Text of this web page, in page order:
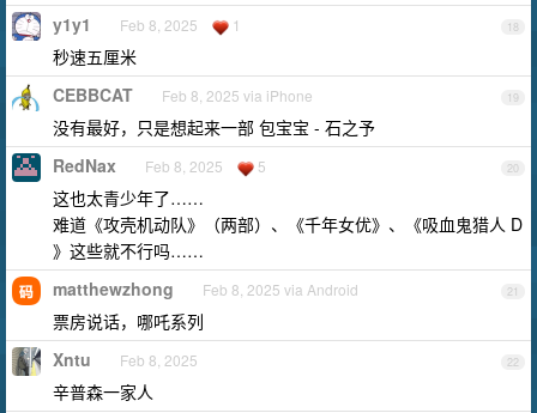
18
y1y1 Feb 8, 2025 1
秒速五厘米
19
CEBBCAT Feb 8, 2025 via iPhone
没有最好，只是想起来一部 包宝宝 - 石之予
20
RedNax Feb 8, 2025 5
这也太青少年了……
难道《攻壳机动队》（两部）、《千年女优》、《吸血鬼猎人 D
》这些就不行吗……
21
matthewzhong Feb 8, 2025 via Android
票房说话，哪吒系列
22
Xntu Feb 8, 2025
辛普森一家人